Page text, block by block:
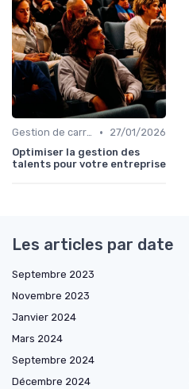
Gestion de carrière •
27/01/2026
Optimiser la gestion des
talents pour votre entreprise
Les articles par date
Septembre 2023
Novembre 2023
Janvier 2024
Mars 2024
Septembre 2024
Décembre 2024